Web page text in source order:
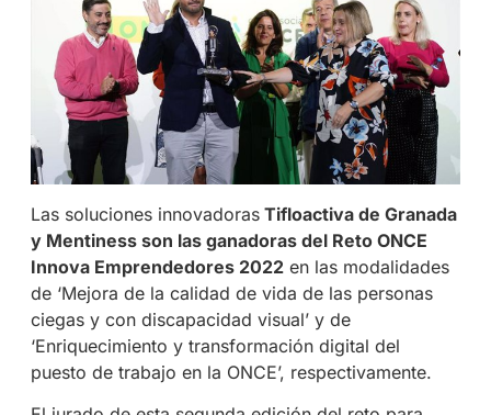
Las soluciones innovadorasTifloactiva de Granada
y Mentiness son las ganadoras del Reto ONCE
Innova Emprendedores 2022en las modalidades
de ‘Mejora de la calidad de vida de las personas
ciegas y con discapacidad visual’ y de
‘Enriquecimiento y transformación digital del
puesto de trabajo en la ONCE’, respectivamente.